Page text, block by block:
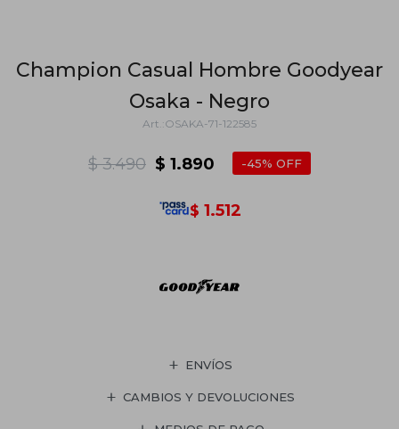
Champion Casual Hombre Goodyear
Osaka - Negro
OSAKA-71-122585
$ 1.890
$ 3.490 45
$ 1.512
ENVÍOS
CAMBIOS Y DEVOLUCIONES